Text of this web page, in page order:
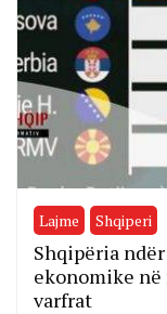
Lajme Shqiperi
Shqipëria
ekonomike
varfrat